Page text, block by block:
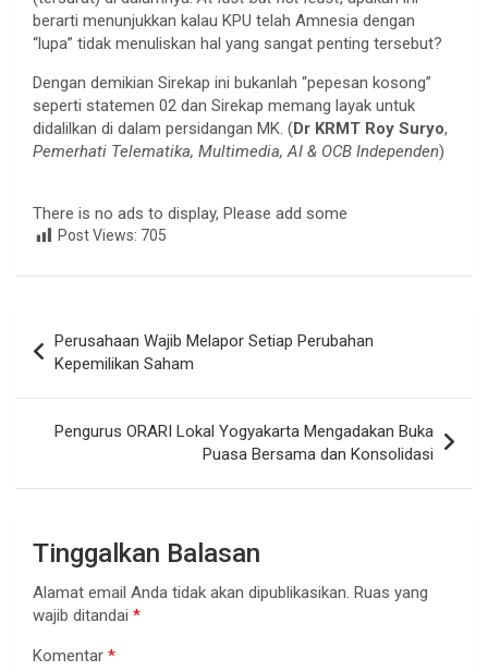
berarti menunjukkan kalau KPU telah Amnesia dengan
“lupa” tidak menuliskan hal yang sangat penting tersebut?
Dengan demikian Sirekap ini bukanlah “pepesan kosong”
seperti statemen 02 dan Sirekap memang layak untuk
didalilkan di dalam persidangan MK. (Dr KRMT Roy Suryo,
Pemerhati Telematika, Multimedia, AI & OCB Independen)
There is no ads to display, Please add some
Post Views: 705
pos
Perusahaan Wajib Melapor Setiap Perubahan
Kepemilikan Saham
Pengurus ORARI Lokal Yogyakarta Mengadakan Buka
Puasa Bersama dan Konsolidasi
Tinggalkan Balasan
Alamat email Anda tidak akan dipublikasikan. Ruas yang
wajib ditandai *
Komentar *